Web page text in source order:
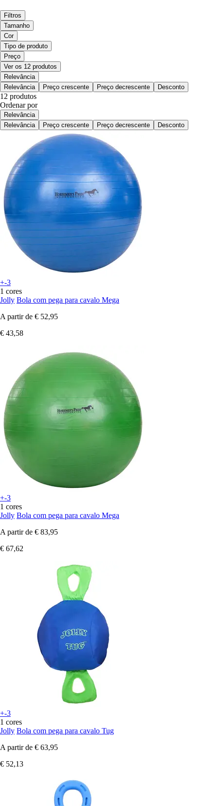
Filtros
Tamanho
Cor
Tipo de produto
Preço
Ver os 12 produtos
Relevância
Relevância
Preço crescente Preço decrescente Desconto
12 produtos
Ordenar por
Relevância
Relevância
Preço crescente Preço decrescente Desconto
+-3
1 cores
Jolly Bola com pega para cavalo Mega
A partir de € 52,95
€ 43,58
+-3
1 cores
Jolly Bola com pega para cavalo Mega
A partir de € 83,95
€ 67,62
+-3
1 cores
Jolly Bola com pega para cavalo Tug
A partir de € 63,95
€ 52,13